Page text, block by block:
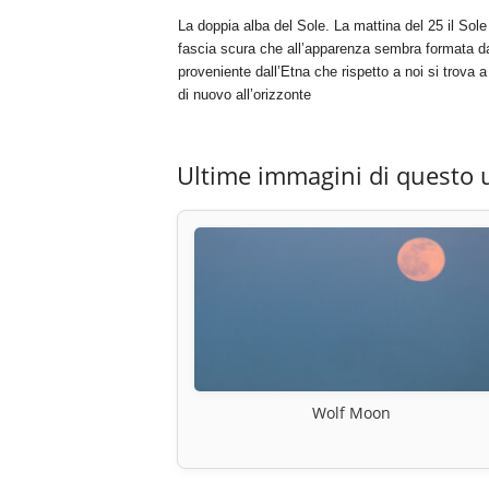
La doppia alba del Sole. La mattina del 25 il
fascia scura che all’apparenza sembra formata
proveniente dall’Etna che rispetto a noi si trova
di nuovo all’orizzonte
Ultime immagini di questo
Wolf Moon